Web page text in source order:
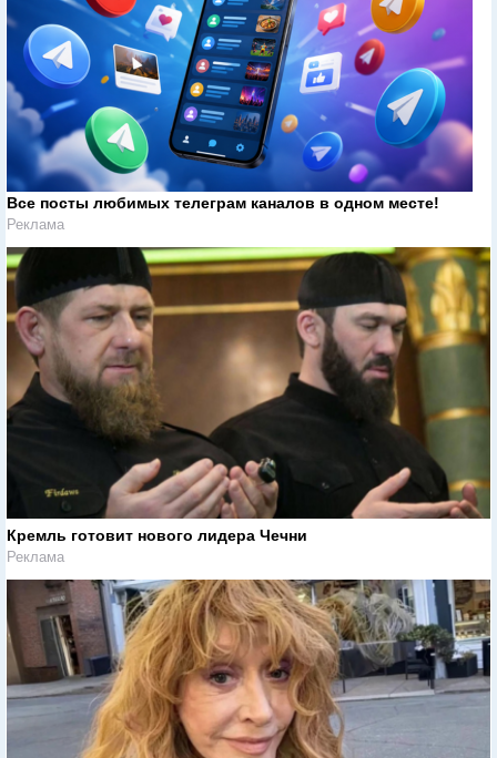
Все посты любимых телеграм каналов в одном месте!
Реклама
Кремль готовит нового лидера Чечни
Реклама